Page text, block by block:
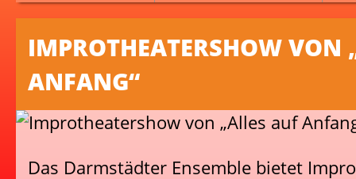
IMPROTHEATERSHOW VON
ANFANG“
Das Darmstädter Ensemble bietet